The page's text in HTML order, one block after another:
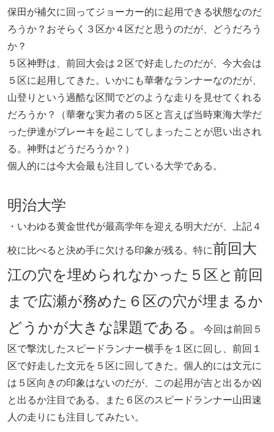
保田が補欠に回ってジョーカー的に起用できる状態なのだ
ろうか？おそらく３区か４区だと思うのだが、どうだろう
か？
５区神野は、前回大会は２区で好走したのだが、今大会は
５区に起用してきた。いかにも華奢なランナーなのだが、
山登りという過酷な区間でどのような走りを見せてくれる
だろうか？（華奢な実力者の５区と言えば当時東海大学だ
った伊達がブレーキを起こしてしまったことが思い出され
る。神野はどうだろうか？）
個人的には今大会最も注目している大学である。
明治大学
・いわゆる黄金世代が最高学年を迎える明大だが、上記４
校に比べると決め手に欠ける印象が残る。特に前回大
江の穴を埋められなかった５区と前回
まで広瀬が務めた６区の穴が埋まるか
どうかが大きな課題である。
今回は前回５
区で撃沈したスピードランナー横手を１区に回し、前回１
区で好走した文元を５区に回してきた。個人的には文元に
は５区向きの印象はないのだが、この起用が吉と出るか凶
と出るか注目である。また６区のスピードランナー山田速
人の走りにも注目してみたい。